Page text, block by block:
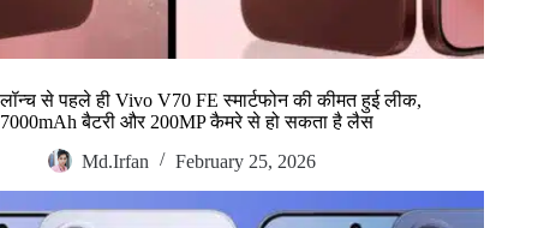
लॉन्च से पहले ही Vivo V70 FE स्मार्टफोन की कीमत हुई लीक,
7000mAh बैटरी और 200MP कैमरे से हो सकता है लैस
Md.Irfan
February 25, 2026